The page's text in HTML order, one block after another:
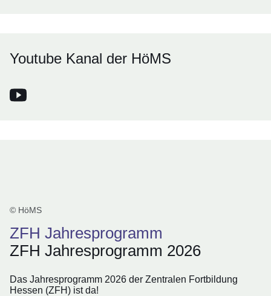
Youtube Kanal der HöMS
Youtube Kanal der HöMS
Öffnet sich in einem neuen Fenster
© HöMS
ZFH Jahresprogramm
ZFH Jahresprogramm 2026
Das Jahresprogramm 2026 der Zentralen Fortbildung
Hessen (ZFH) ist da!